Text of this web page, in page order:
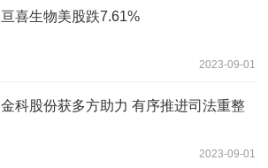
亘喜生物美股跌7.61%
2023-09-01
金科股份获多方助力 有序推进司法重整
2023-09-01